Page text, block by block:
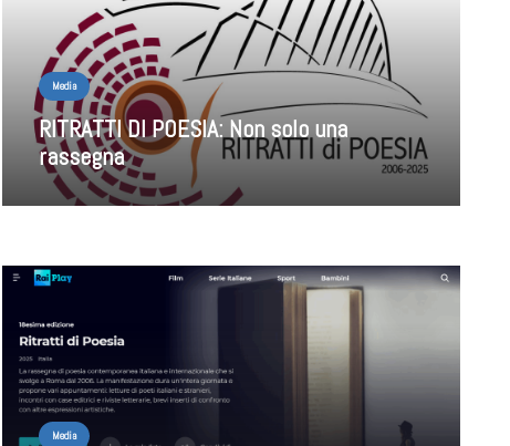
Media
RITRATTI DI POESIA: Non solo una
rassegna
Media